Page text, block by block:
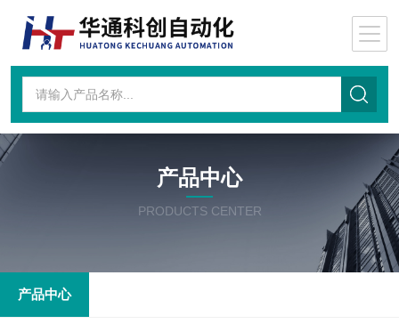
产品中心
PRODUCTS CENTER
产品中心